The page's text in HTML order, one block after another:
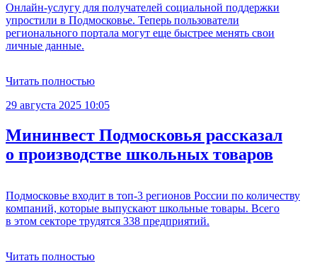
Онлайн-услугу для получателей социальной поддержки
упростили в Подмосковье. Теперь пользователи
регионального портала могут еще быстрее менять свои
личные данные.
Читать полностью
29 августа 2025 10:05
Мининвест Подмосковья рассказал
о производстве школьных товаров
Подмосковье входит в топ-3 регионов России по количеству
компаний, которые выпускают школьные товары. Всего
в этом секторе трудятся 338 предприятий.
Читать полностью